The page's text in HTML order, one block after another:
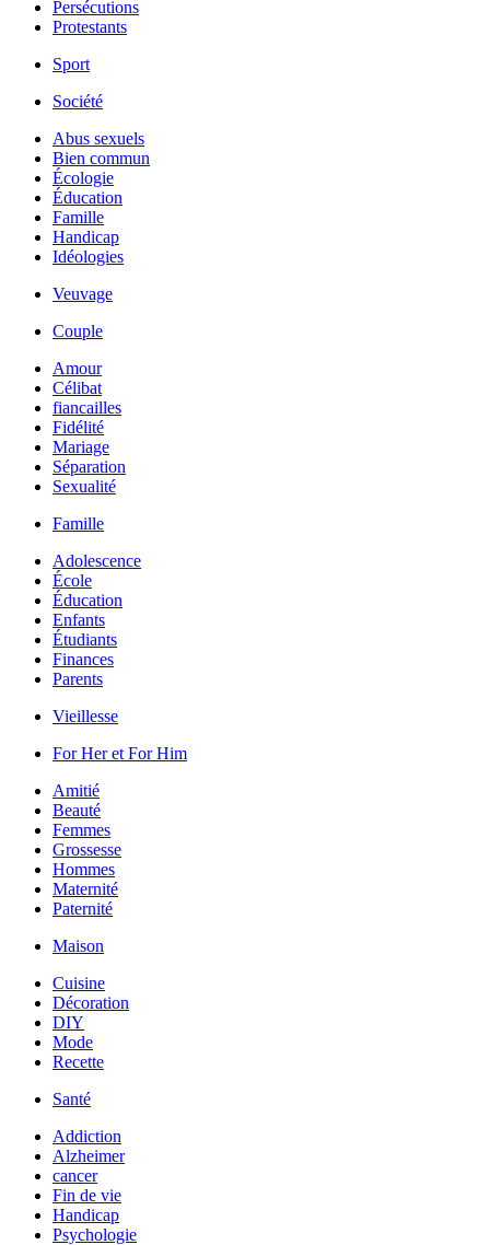
Persécutions
Protestants
Sport
Société
Abus sexuels
Bien commun
Écologie
Éducation
Famille
Handicap
Idéologies
Veuvage
Couple
Amour
Célibat
fiancailles
Fidélité
Mariage
Séparation
Sexualité
Famille
Adolescence
École
Éducation
Enfants
Étudiants
Finances
Parents
Vieillesse
For Her et For Him
Amitié
Beauté
Femmes
Grossesse
Hommes
Maternité
Paternité
Maison
Cuisine
Décoration
DIY
Mode
Recette
Santé
Addiction
Alzheimer
cancer
Fin de vie
Handicap
Psychologie